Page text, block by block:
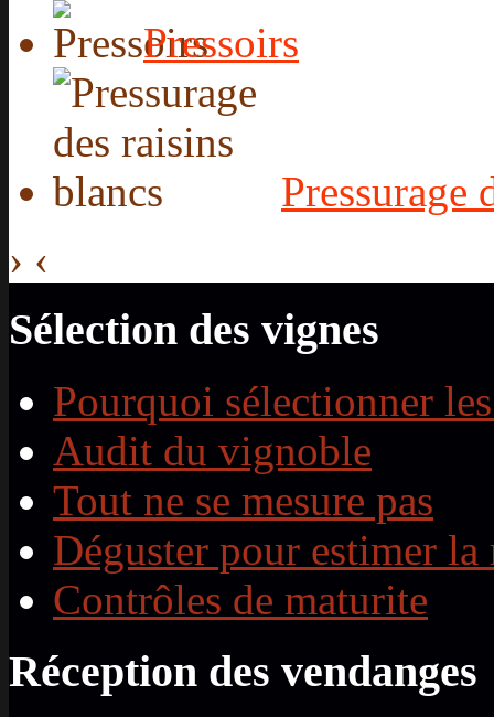
Pressoirs
Pressurage
› ‹
Sélection des vignes
Pourquoi sélectionner
Audit du vignoble
Tout ne se mesure pas
Déguster pour estimer la
Contrôles de maturite
Réception des vendanges